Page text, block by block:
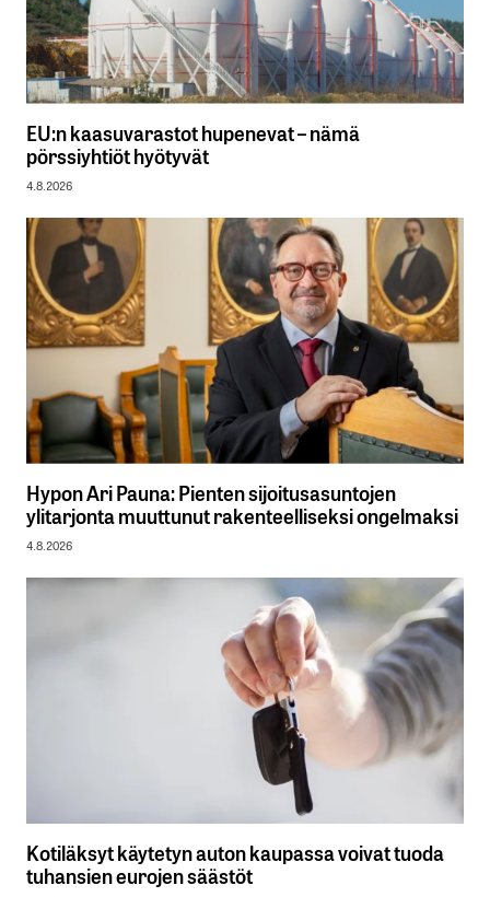
EU:n kaasuvarastot hupenevat – nämä
pörssiyhtiöt hyötyvät
4.8.2026
Hypon Ari Pauna: Pienten sijoitusasuntojen
ylitarjonta muuttunut rakenteelliseksi ongelmaksi
4.8.2026
Kotiläksyt käytetyn auton kaupassa voivat tuoda
tuhansien eurojen säästöt